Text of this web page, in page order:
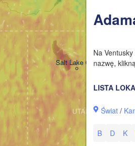
Na
nazwę,
LISTA
Świat /
B D K
Salt Lake City
UTAH